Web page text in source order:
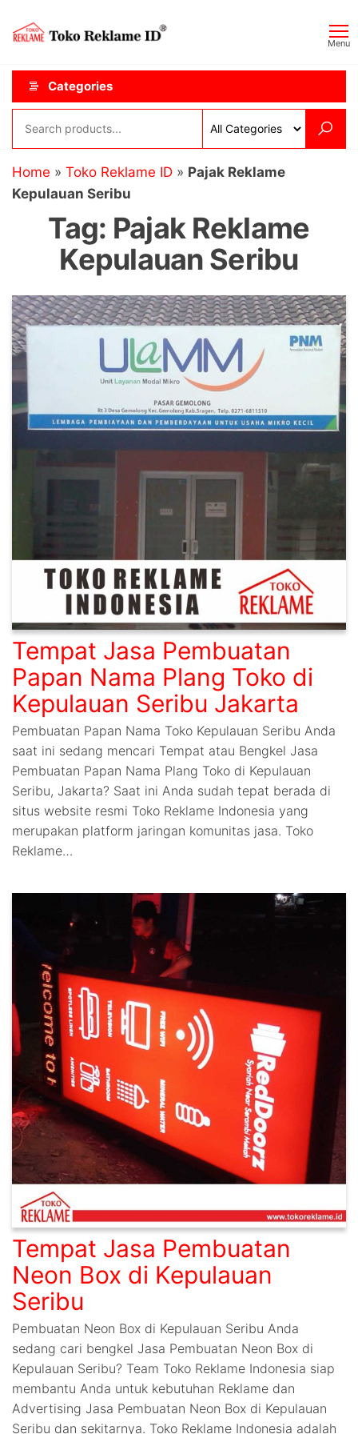
content
ID
Menu
Categories
Home » Toko Reklame ID » Pajak Reklame
Kepulauan Seribu
Tag: Pajak Reklame
Kepulauan Seribu
Tempat Jasa Pembuatan
Papan Nama Plang Toko di
Kepulauan Seribu Jakarta
Pembuatan Papan Nama Toko Kepulauan Seribu Anda
saat ini sedang mencari Tempat atau Bengkel Jasa
Pembuatan Papan Nama Plang Toko di Kepulauan
Seribu, Jakarta? Saat ini Anda sudah tepat berada di
situs website resmi Toko Reklame Indonesia yang
merupakan platform jaringan komunitas jasa. Toko
Reklame…
Tempat Jasa Pembuatan
Neon Box di Kepulauan
Seribu
Pembuatan Neon Box di Kepulauan Seribu Anda
sedang cari bengkel Jasa Pembuatan Neon Box di
Kepulauan Seribu? Team Toko Reklame Indonesia siap
membantu Anda untuk kebutuhan Reklame dan
Advertising Jasa Pembuatan Neon Box di Kepulauan
Seribu dan sekitarnya. Toko Reklame Indonesia adalah